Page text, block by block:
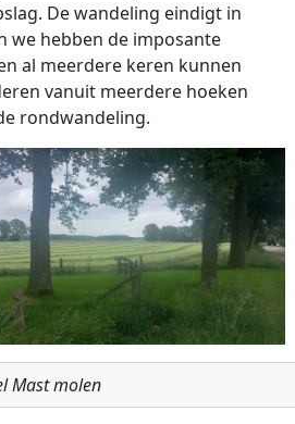
De wandeling eindigt in
we hebben de imposante
al meerdere keren kunnen
vanuit meerdere hoeken
rondwandeling.
Mast molen